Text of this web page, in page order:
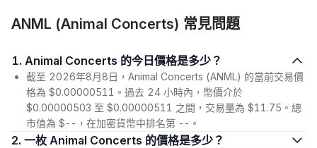
ANML (Animal Concerts) 常見問題
1. Animal Concerts 的今日價格是多少？
截至 2026年8月8日，Animal Concerts (ANML) 的當前交易價
格為 $0.00000511。過去 24 小時內，幣價介於
$0.00000503 至 $0.00000511 之間，交易量為 $11.75。總
市值為 $--，在加密貨幣中排名第 --。
2. 一枚 Animal Concerts 的價格是多少？